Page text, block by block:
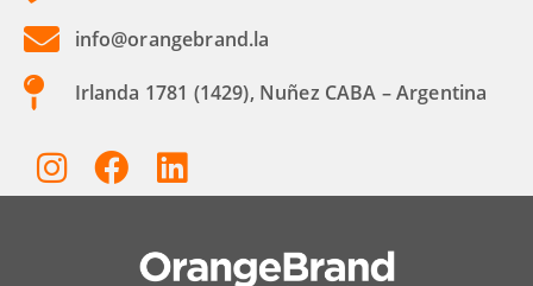
info@orangebrand.la
Irlanda 1781 (1429), Nuñez CABA – Argentina